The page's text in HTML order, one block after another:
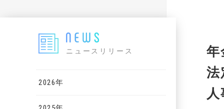
ニュースリリース
2026年
年
法